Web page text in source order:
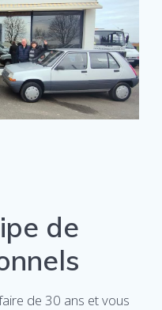
de
de 30 ans et vous